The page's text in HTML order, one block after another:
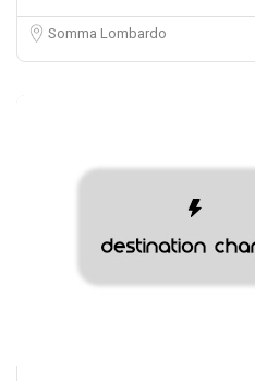
Somma Lombardo